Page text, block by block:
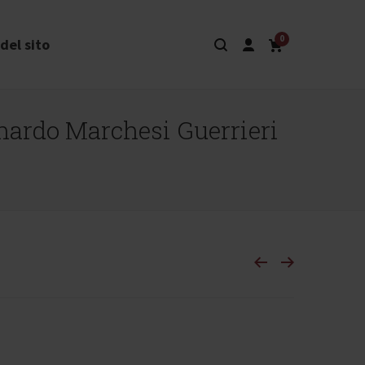
sito 0
Marchesi Guerrieri